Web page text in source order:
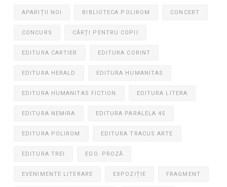
APARIȚII NOI BIBLIOTECA POLIROM CONCERT
CONCURS CĂRȚI PENTRU COPII
EDITURA CARTIER EDITURA CORINT
EDITURA HERALD EDITURA HUMANITAS
EDITURA HUMANITAS FICTION EDITURA LITERA
EDITURA NEMIRA EDITURA PARALELA 45
EDITURA POLIROM EDITURA TRACUS ARTE
EDITURA TREI EGO. PROZĂ
EVENIMENTE LITERARE EXPOZIȚIE FRAGMENT